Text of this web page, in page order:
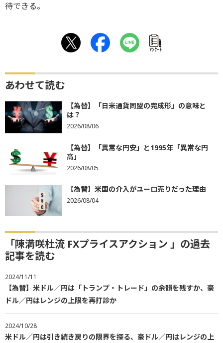
待できる。
ｱﾝｹｰﾄ
あわせて読む
【為替】「日米通貨同盟の完成形」の意味と
は？
2026/08/06
【為替】「異常な円安」と1995年「異常な円
高」
2026/08/05
【為替】米国の介入がユーロ売りだった理由
2026/08/04
「陳満咲杜流 FXプライスアクション 」の過去
記事を読む
2024/11/11
【為替】米ドル／円は「トランプ・トレード」の余韻を残すか、豪
ドル／円はレンジの上限を再打診か
2024/10/28
米ドル／円は引き続き戻りの限界を探る、豪ドル／円はレンジの上